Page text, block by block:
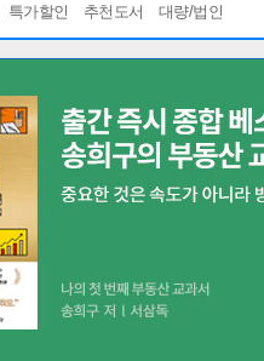
특가할인 추천도서 대량/법인